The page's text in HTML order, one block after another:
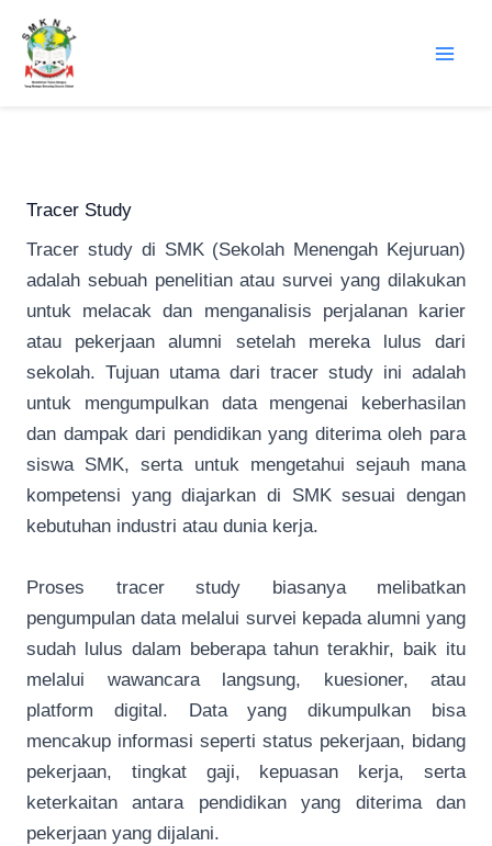
Lewati
konten
Tracer Study
Tracer study di SMK (Sekolah Menengah Kejuruan)
adalah sebuah penelitian atau survei yang dilakukan
untuk melacak dan menganalisis perjalanan karier
atau pekerjaan alumni setelah mereka lulus dari
sekolah. Tujuan utama dari tracer study ini adalah
untuk mengumpulkan data mengenai keberhasilan
dan dampak dari pendidikan yang diterima oleh para
siswa SMK, serta untuk mengetahui sejauh mana
kompetensi yang diajarkan di SMK sesuai dengan
kebutuhan industri atau dunia kerja.
Proses tracer study biasanya melibatkan
pengumpulan data melalui survei kepada alumni yang
sudah lulus dalam beberapa tahun terakhir, baik itu
melalui wawancara langsung, kuesioner, atau
platform digital. Data yang dikumpulkan bisa
mencakup informasi seperti status pekerjaan, bidang
pekerjaan, tingkat gaji, kepuasan kerja, serta
keterkaitan antara pendidikan yang diterima dan
pekerjaan yang dijalani.